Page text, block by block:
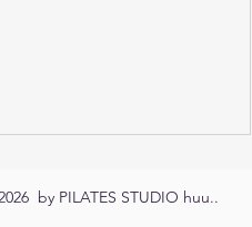
by PILATES STUDIO huu..